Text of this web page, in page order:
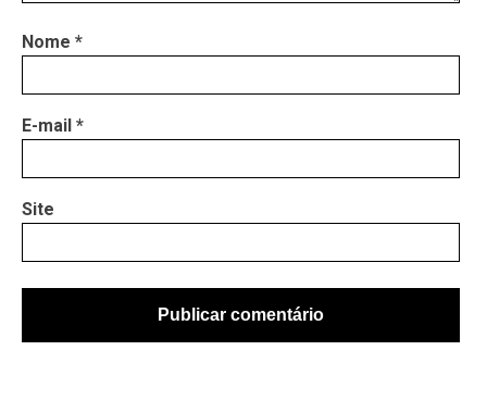
Nome *
E-mail *
Site